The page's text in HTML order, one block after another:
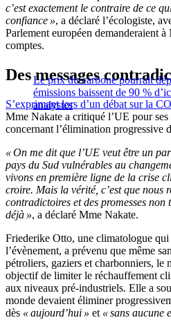
c’est exactement le contraire de ce
confiance », a déclaré l’écologiste,
Parlement européen demanderaient
comptes.
Le prix du carbone pourrait
émissions baissent de 90 %
analystes
Des messages
S’exprimant lors d’un débat sur la
Mme Nakate a critiqué l’UE pour ses
concernant l’élimination progressive
« On me dit que l’UE veut être un
pays du Sud vulnérables au
vivons en première ligne de la crise
croire. Mais la vérité, c’est que nous
contradictoires et des promesses non
déjà », a déclaré Mme Nakate.
Friederike Otto, une climatologue qui
l’évènement, a prévenu que même
pétroliers, gaziers et charbonniers, le
objectif de limiter le réchauffement
aux niveaux pré-industriels. Elle a
monde devaient éliminer
dès « aujourd’hui » et « sans aucune